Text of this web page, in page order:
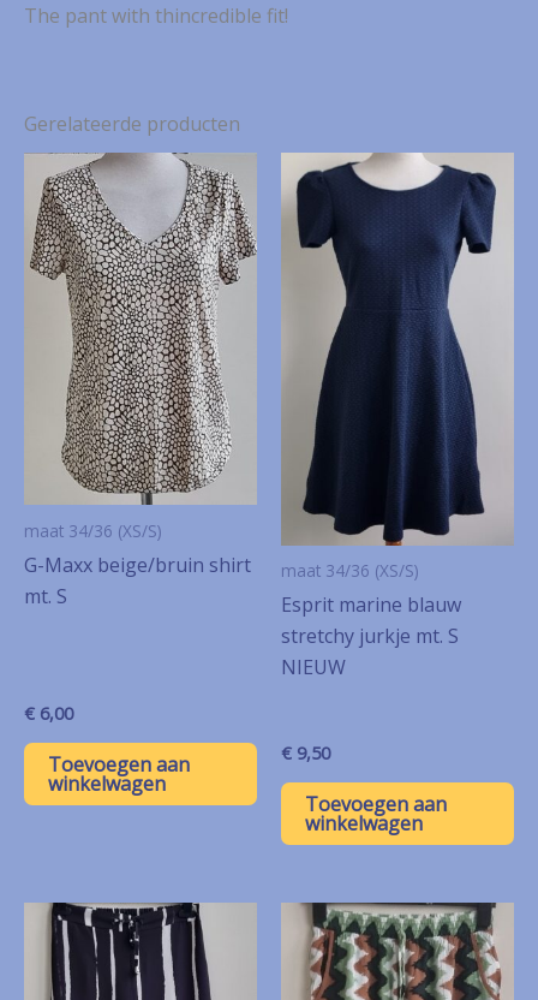
The pant with thincredible fit!
Gerelateerde producten
maat 34/36 (XS/S)
G-Maxx beige/bruin shirt
mt. S
€ 6,00
Toevoegen aan
winkelwagen
maat 34/36 (XS/S)
Esprit marine blauw
stretchy jurkje mt. S
NIEUW
€ 9,50
Toevoegen aan
winkelwagen